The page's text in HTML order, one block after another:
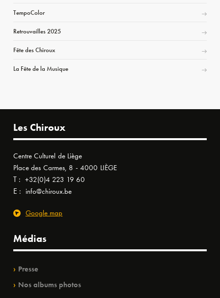
TempoColor
Retrouvailles 2025
Fête des Chiroux
La Fête de la Musique
Les Chiroux
Centre Culturel de Liège
Place des Carmes, 8 - 4000 LIÈGE
T : +32(0)4 223 19 60
E : info@chiroux.be
Google map
Médias
Presse
Nos albums photos